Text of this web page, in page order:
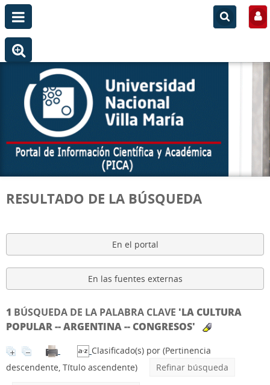
RESULTADO DE LA BÚSQUEDA
En el portal
En las fuentes externas
1 BÚSQUEDA DE LA PALABRA CLAVE 'LA CULTURA
POPULAR -- ARGENTINA -- CONGRESOS'
Clasificado(s) por (Pertinencia
descendente, Título ascendente)
Refinar búsqueda